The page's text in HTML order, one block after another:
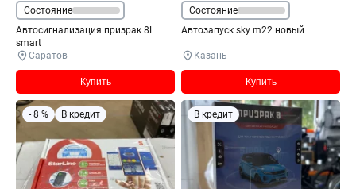
Состояние
Автосигнализация призрак 8L
smart
Саратов
Купить
Состояние
Автозапуск sky m22 новый
Казань
Купить
- 8 % В кредит В кредит